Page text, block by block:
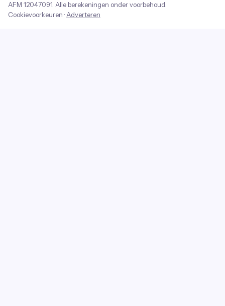
AFM 12047091 . Alle berekeningen onder voorbehoud.
Cookievoorkeuren · Adverteren